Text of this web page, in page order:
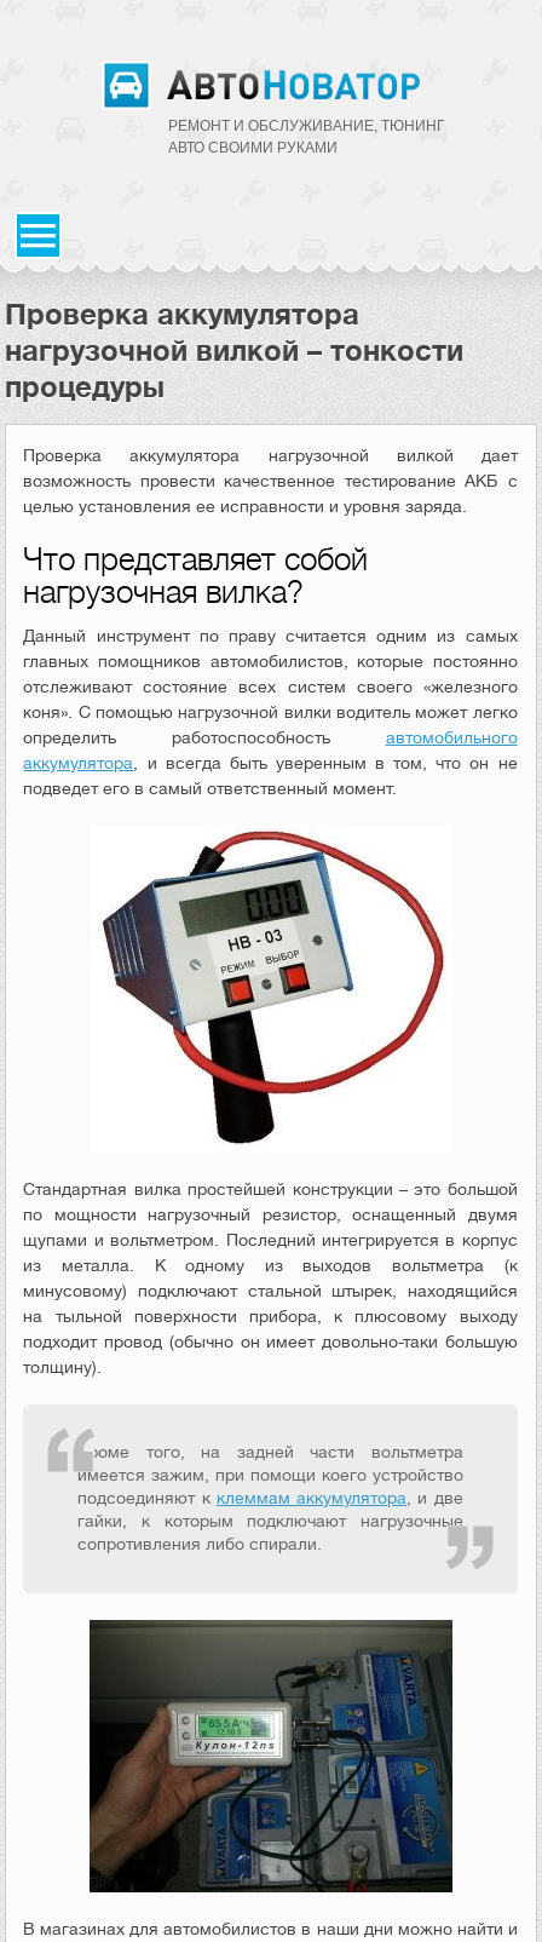
РЕМОНТ И ОБСЛУЖИВАНИЕ, ТЮНИНГ
АВТО CВОИМИ РУКАМИ
Проверка аккумулятора
нагрузочной вилкой – тонкости
процедуры
Проверка аккумулятора нагрузочной вилкой дает
возможность провести качественное тестирование АКБ с
целью установления ее исправности и уровня заряда.
Что представляет собой
нагрузочная вилка?
Данный инструмент по праву считается одним из самых
главных помощников автомобилистов, которые постоянно
отслеживают состояние всех систем своего «железного
коня». С помощью нагрузочной вилки водитель может легко
определить работоспособность автомобильного
аккумулятора , и всегда быть уверенным в том, что он не
подведет его в самый ответственный момент.
Стандартная вилка простейшей конструкции – это большой
по мощности нагрузочный резистор, оснащенный двумя
щупами и вольтметром. Последний интегрируется в корпус
из металла. К одному из выходов вольтметра (к
минусовому) подключают стальной штырек, находящийся
на тыльной поверхности прибора, к плюсовому выходу
подходит провод (обычно он имеет довольно-таки большую
толщину).
Кроме того, на задней части вольтметра
имеется зажим, при помощи коего устройство
подсоединяют к клеммам аккумулятора, и две
гайки, к которым подключают нагрузочные
сопротивления либо спирали.
В магазинах для автомобилистов в наши дни можно найти и